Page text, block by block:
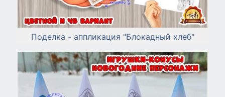
Поделка - аппликация "Блокадный хлеб"